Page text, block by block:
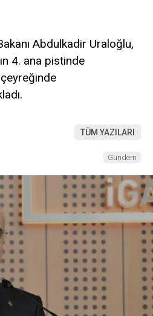
Abdulkadir Uraloğlu,
4. ana pistinde
çeyreğinde
TÜM YAZILARI
Gündem